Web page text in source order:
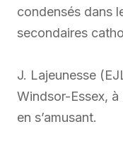
condensés dans
secondaires
J. Lajeunesse
Windsor-Essex, à
en s’amusant.